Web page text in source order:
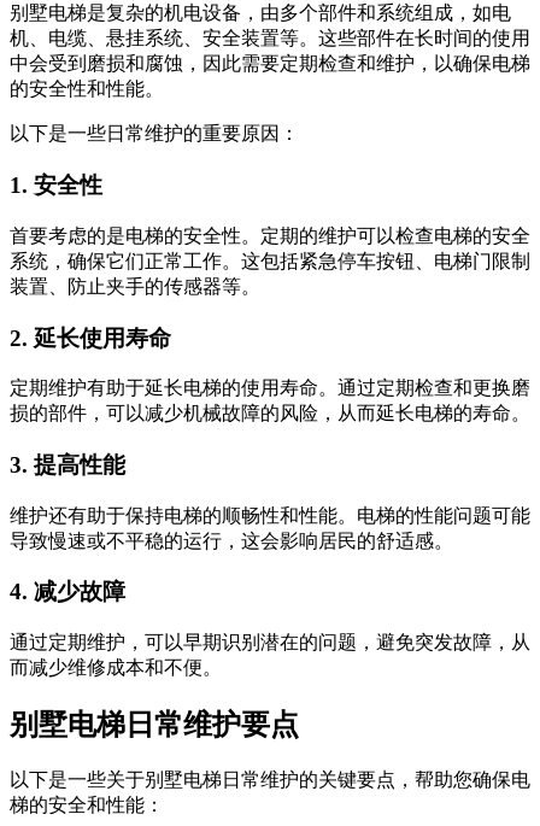
别墅电梯是复杂的机电设备，由多个部件和系统组成，如电
机、电缆、悬挂系统、安全装置等。这些部件在长时间的使用
中会受到磨损和腐蚀，因此需要定期检查和维护，以确保电梯
的安全性和性能。
以下是一些日常维护的重要原因：
1. 安全性
首要考虑的是电梯的安全性。定期的维护可以检查电梯的安全
系统，确保它们正常工作。这包括紧急停车按钮、电梯门限制
装置、防止夹手的传感器等。
2. 延长使用寿命
定期维护有助于延长电梯的使用寿命。通过定期检查和更换磨
损的部件，可以减少机械故障的风险，从而延长电梯的寿命。
3. 提高性能
维护还有助于保持电梯的顺畅性和性能。电梯的性能问题可能
导致慢速或不平稳的运行，这会影响居民的舒适感。
4. 减少故障
通过定期维护，可以早期识别潜在的问题，避免突发故障，从
而减少维修成本和不便。
别墅电梯日常维护要点
以下是一些关于别墅电梯日常维护的关键要点，帮助您确保电
梯的安全和性能：